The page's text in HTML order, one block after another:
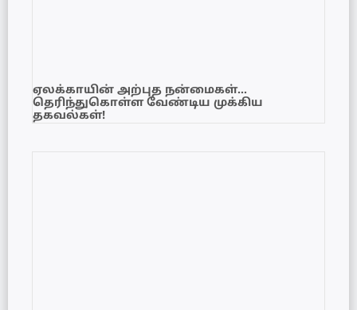
ஏலக்காயின் அற்புத நன்மைகள்…
தெரிந்துகொள்ள வேண்டிய முக்கிய
தகவல்கள்!